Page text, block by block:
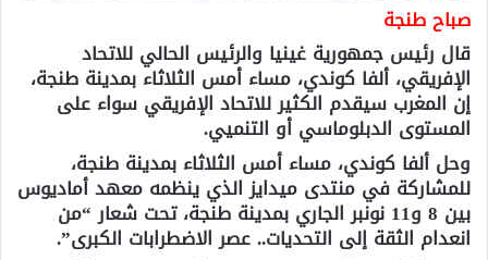
صباح طنجة
قال رئيس جمهورية غينيا والرئيس الحالي للاتحاد
الإفريقي، ألفا كوندي، مساء أمس الثلاثاء بمدينة طنجة،
إن المغرب سيقدم الكثير للاتحاد الإفريقي سواء على
المستوى الدبلوماسي أو التنميي.
وحل ألفا كوندي، مساء أمس الثلاثاء بمدينة طنجة،
للمشاركة في منتدى ميدايز الذي ينظمه معهد أماديوس
بين 8 و11 نونبر الجاري بمدينة طنجة، تحت شعار “من
انعدام الثقة إلى التحديات.. عصر الاضطرابات الكبرى”.